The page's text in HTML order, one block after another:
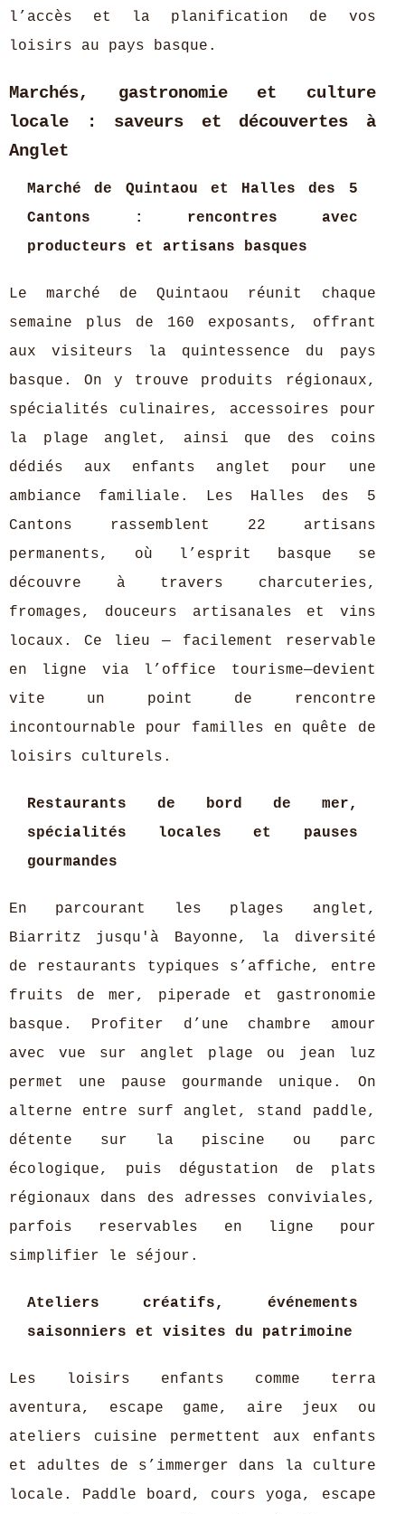
l’accès et la planification de vos
loisirs au pays basque.
Marchés, gastronomie et culture
locale : saveurs et découvertes à
Anglet
Marché de Quintaou et Halles des 5
Cantons : rencontres avec
producteurs et artisans basques
Le marché de Quintaou réunit chaque
semaine plus de 160 exposants, offrant
aux visiteurs la quintessence du pays
basque. On y trouve produits régionaux,
spécialités culinaires, accessoires pour
la plage anglet, ainsi que des coins
dédiés aux enfants anglet pour une
ambiance familiale. Les Halles des 5
Cantons rassemblent 22 artisans
permanents, où l’esprit basque se
découvre à travers charcuteries,
fromages, douceurs artisanales et vins
locaux. Ce lieu — facilement reservable
en ligne via l’office tourisme—devient
vite un point de rencontre
incontournable pour familles en quête de
loisirs culturels.
Restaurants de bord de mer,
spécialités locales et pauses
gourmandes
En parcourant les plages anglet,
Biarritz jusqu'à Bayonne, la diversité
de restaurants typiques s’affiche, entre
fruits de mer, piperade et gastronomie
basque. Profiter d’une chambre amour
avec vue sur anglet plage ou jean luz
permet une pause gourmande unique. On
alterne entre surf anglet, stand paddle,
détente sur la piscine ou parc
écologique, puis dégustation de plats
régionaux dans des adresses conviviales,
parfois reservables en ligne pour
simplifier le séjour.
Ateliers créatifs, événements
saisonniers et visites du patrimoine
Les loisirs enfants comme terra
aventura, escape game, aire jeux ou
ateliers cuisine permettent aux enfants
et adultes de s’immerger dans la culture
locale. Paddle board, cours yoga, escape